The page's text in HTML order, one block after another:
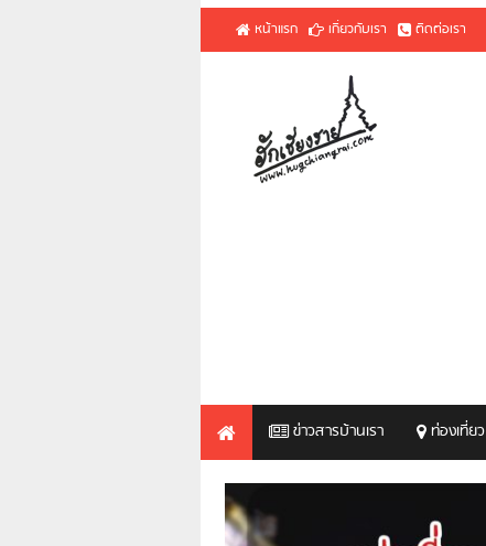
หน้าแรก เกี่ยวกับเรา ติดต่อเรา
ข่าวสารบ้านเรา ท่องเที่ยว